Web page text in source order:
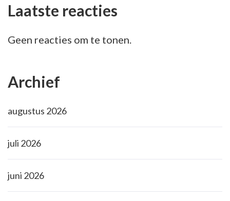
Laatste reacties
Geen reacties om te tonen.
Archief
augustus 2026
juli 2026
juni 2026